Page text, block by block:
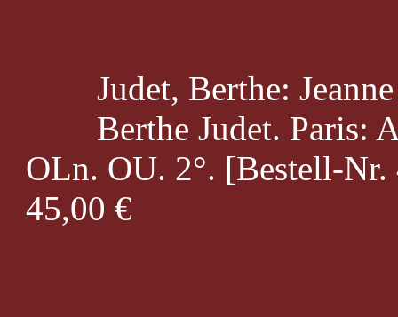
Judet, Berthe:
Berthe Judet. Paris:
OLn. OU. 2°. [Bestell-Nr.
45,00 €